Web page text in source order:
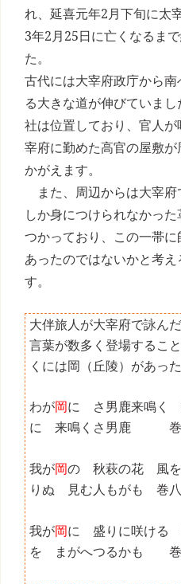
れ、延喜元年2月下旬に太
3年2月25日に亡くなるま
た。
古代には大宰府政庁から
る大きな道が伸びていま
社は位置しており、官人
宰府に勤めた高官の屋敷
かがえます。
また、周辺からは大宰府
しか身につけられなかっ
つかっており、この一帯
あったのではないかと考
す。
大伴旅人が大宰府で詠ん
言葉が数多く登場するこ
くには岡（丘陵）があっ
わが岡に さ男鹿来鳴く
に 来鳴くさ男鹿 巻八
我が岡の 秋萩の花 風
りぬ 見む人もがも 巻八
我が岡に 盛りに咲ける
を まがへつるかも 巻